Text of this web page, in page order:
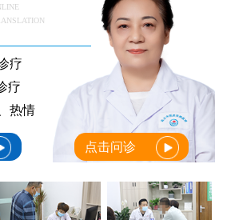
疗
疗
热情
点击问诊